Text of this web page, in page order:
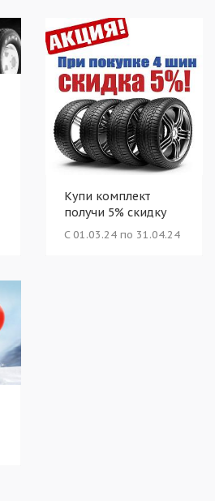
Купи комплект
получи 5% скидку
C 01.03.24 по 31.04.24